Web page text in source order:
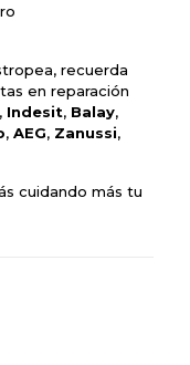
recuerda
en reparación
, Indesit, Balay,
, AEG, Zanussi,
cuidando más tu